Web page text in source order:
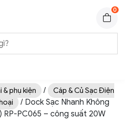
0
phụ kiện /
Cáp & Củ Sạc Điện
/ Dock Sạc Nhanh Không
RP-PC065 – công suất 20W